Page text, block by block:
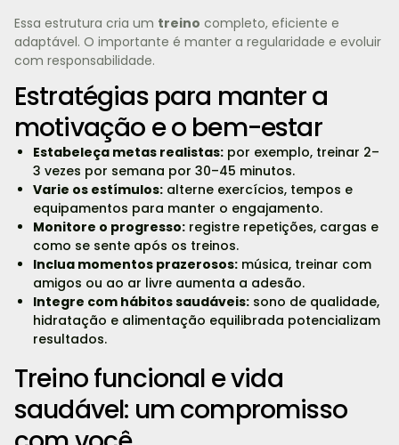
Essa estrutura cria um treino completo, eficiente e
adaptável. O importante é manter a regularidade e evoluir
com responsabilidade.
Estratégias para manter a
motivação e o bem-estar
Estabeleça metas realistas:por exemplo, treinar 2–
3 vezes por semana por 30–45 minutos.
Varie os estímulos:alterne exercícios, tempos e
equipamentos para manter o engajamento.
Monitore o progresso:registre repetições, cargas e
como se sente após os treinos.
Inclua momentos prazerosos:música, treinar com
amigos ou ao ar livre aumenta a adesão.
Integre com hábitos saudáveis:sono de qualidade,
hidratação e alimentação equilibrada potencializam
resultados.
Treino funcional e vida
saudável: um compromisso